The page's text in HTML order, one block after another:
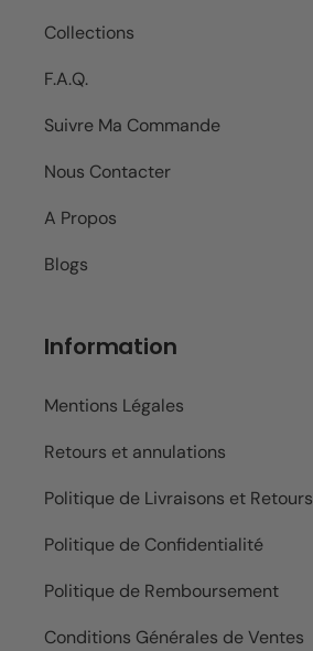
Collections
F.A.Q.
Suivre Ma Commande
Nous Contacter
A Propos
Blogs
Information
Mentions Légales
Retours et annulations
Politique de Livraisons et Retours
Politique de Confidentialité
Politique de Remboursement
Conditions Générales de Ventes